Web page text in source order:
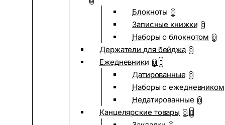
Блокноты 0
Записные книжки 0
Наборы с блокнотом 0
Держатели для бейджа 0
Ежедневники 0
Датированные 0
Наборы с ежедневником
Недатированные 0
Канцелярские товары 0